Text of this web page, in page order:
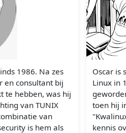
1986. Na zes
en consultant bij
te hebben, was hij
van TUNIX
van
is hem als
Oscar is
Linux in
toen hij
kennis